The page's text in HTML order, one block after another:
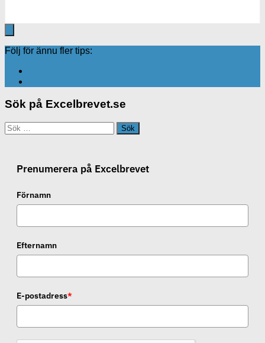
Följ för ännu fler tips:
Sök på Excelbrevet.se
Sök
efter:
Prenumerera på Excelbrevet
Förnamn
Efternamn
E-postadress*